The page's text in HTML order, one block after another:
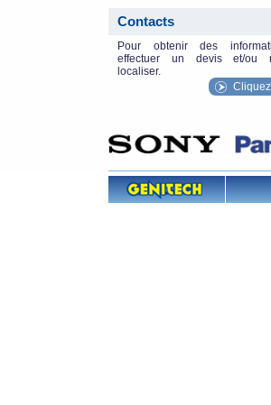
Contacts
Pour obtenir des
effectuer un devis et/ou
localiser.